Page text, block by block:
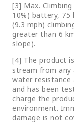
[3] Max.
10%) battery, 75
(9.3 mph)
greater than 6
slope).
[4] The product
stream from any
water resistance
and has been
charge the
environment.
damage is not